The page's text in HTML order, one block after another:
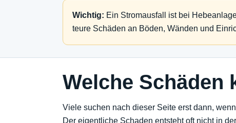
Wichtig: Ein Stromausfall ist bei
teure Schäden an Böden, Wänden und
Welche Schäden
Viele suchen nach dieser Seite erst dann,
Der eigentliche Schaden entsteht oft nicht in